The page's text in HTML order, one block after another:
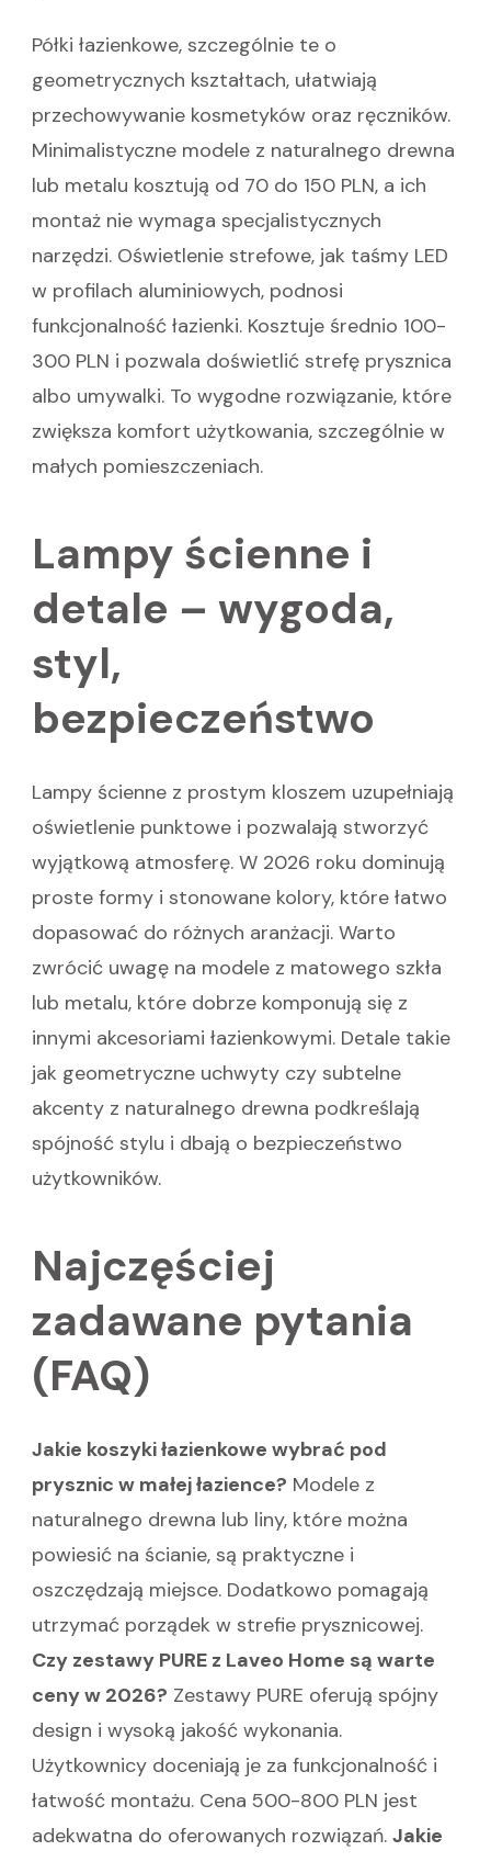
Półki łazienkowe, szczególnie te o
geometrycznych kształtach, ułatwiają
przechowywanie kosmetyków oraz ręczników.
Minimalistyczne modele z naturalnego drewna
lub metalu kosztują od 70 do 150 PLN, a ich
montaż nie wymaga specjalistycznych
narzędzi. Oświetlenie strefowe, jak taśmy LED
w profilach aluminiowych, podnosi
funkcjonalność łazienki. Kosztuje średnio 100-
300 PLN i pozwala doświetlić strefę prysznica
albo umywalki. To wygodne rozwiązanie, które
zwiększa komfort użytkowania, szczególnie w
małych pomieszczeniach.
Lampy ścienne i
detale – wygoda,
styl,
bezpieczeństwo
Lampy ścienne z prostym kloszem uzupełniają
oświetlenie punktowe i pozwalają stworzyć
wyjątkową atmosferę. W 2026 roku dominują
proste formy i stonowane kolory, które łatwo
dopasować do różnych aranżacji. Warto
zwrócić uwagę na modele z matowego szkła
lub metalu, które dobrze komponują się z
innymi akcesoriami łazienkowymi. Detale takie
jak geometryczne uchwyty czy subtelne
akcenty z naturalnego drewna podkreślają
spójność stylu i dbają o bezpieczeństwo
użytkowników.
Najczęściej
zadawane pytania
(FAQ)
Jakie koszyki łazienkowe wybrać pod
prysznic w małej łazience? Modele z
naturalnego drewna lub liny, które można
powiesić na ścianie, są praktyczne i
oszczędzają miejsce. Dodatkowo pomagają
utrzymać porządek w strefie prysznicowej.
Czy zestawy PURE z Laveo Home są warte
ceny w 2026? Zestawy PURE oferują spójny
design i wysoką jakość wykonania.
Użytkownicy doceniają je za funkcjonalność i
łatwość montażu. Cena 500-800 PLN jest
adekwatna do oferowanych rozwiązań. Jakie